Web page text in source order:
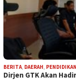
BERITA DAERAH PENDIDIKAN
Dirjen GTK Akan